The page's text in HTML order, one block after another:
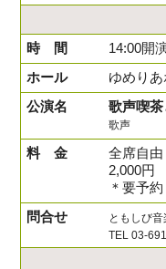
14:00開
ゆめり
歌声喫
歌声
全席自由
2,000円
＊要予約
ともしび
TEL 03-